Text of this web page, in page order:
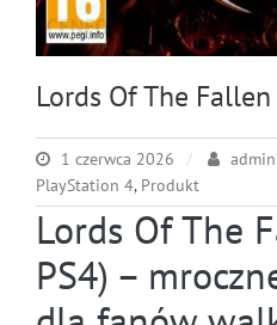
Lords Of The Fallen
1 czerwca 2026 admin
PlayStation 4, Produkt
Lords Of The
PS4) –